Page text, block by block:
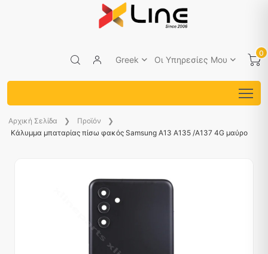
Greek Οι Υπηρεσίες Μου
0
Aρχική Σελίδα
Προϊόν
Κάλυμμα μπαταρίας πίσω φακός Samsung A13 A135 /A137 4G μαύρο